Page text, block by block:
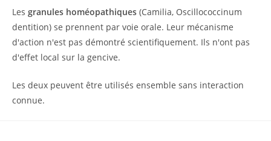
Les granules homéopathiques (Camilia, Oscillococcinum
dentition) se prennent par voie orale. Leur mécanisme
d'action n'est pas démontré scientifiquement. Ils n'ont pas
d'effet local sur la gencive.
Les deux peuvent être utilisés ensemble sans interaction
connue.